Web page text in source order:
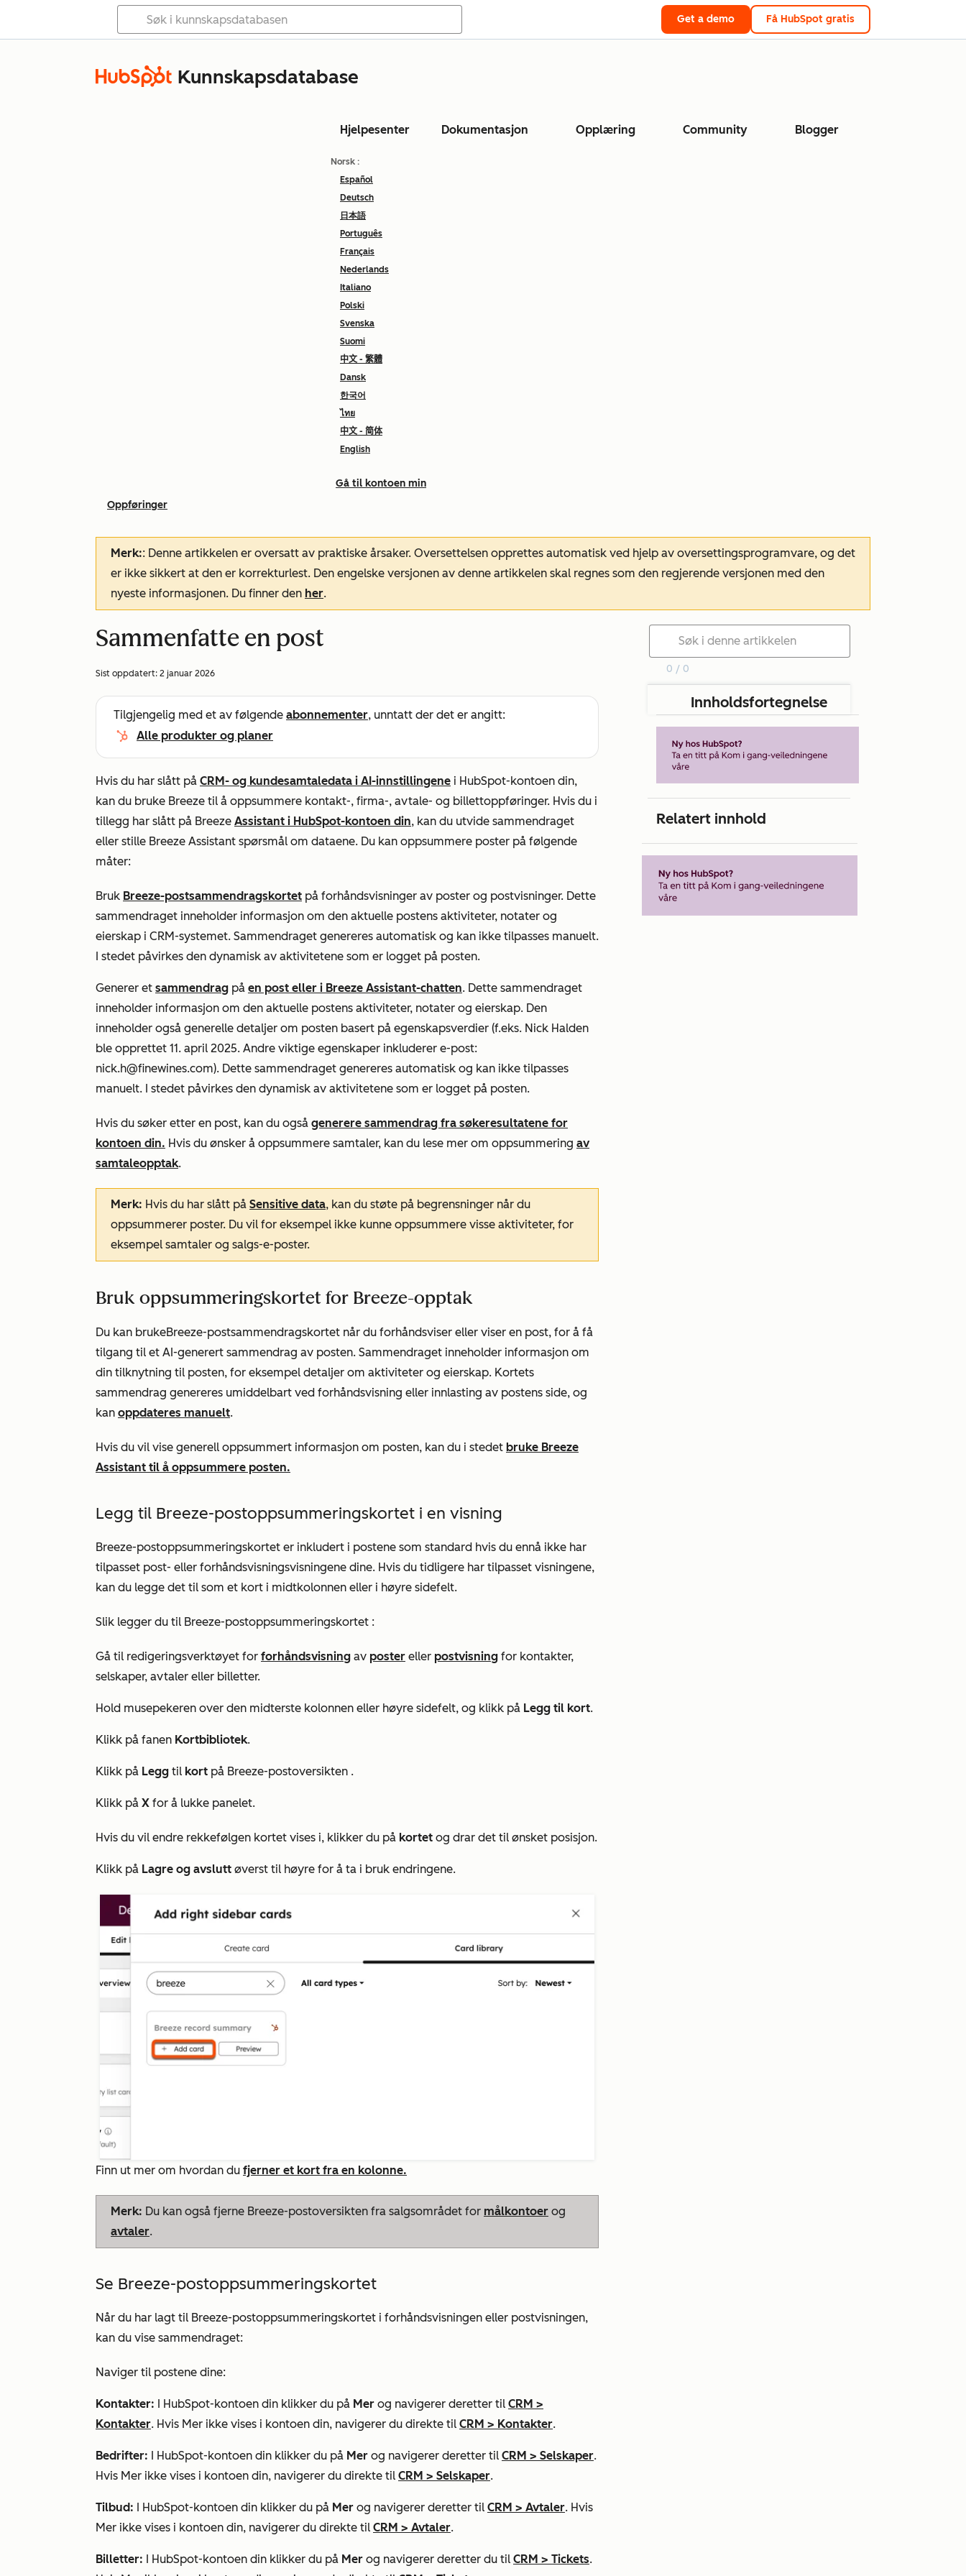
Get a demo Få HubSpot gratis
Kunnskapsdatabase
Hjelpesenter Dokumentasjon Opplæring Community Blogger
Norsk :
Español
Deutsch
日本語
Português
Français
Nederlands
Italiano
Polski
Svenska
Suomi
中文 - 繁體
Dansk
한국어
ไทย
中文 - 简体
English
Gå til kontoen min
Oppføringer
Merk:: Denne artikkelen er oversatt av praktiske årsaker. Oversettelsen opprettes automatisk ved hjelp av oversettingsprogramvare, og det
er ikke sikkert at den er korrekturlest. Den engelske versjonen av denne artikkelen skal regnes som den regjerende versjonen med den
nyeste informasjonen. Du finner den her.
Sammenfatte en post
Sist oppdatert: 2 januar 2026
Tilgjengelig med et av følgende abonnementer, unntatt der det er angitt:
Alle produkter og planer
Hvis du har slått på CRM- og kundesamtaledata i AI-innstillingene i HubSpot-kontoen din,
kan du bruke Breeze til å oppsummere kontakt-, firma-, avtale- og billettoppføringer. Hvis du i
tillegg har slått på Breeze Assistant i HubSpot-kontoen din, kan du utvide sammendraget
eller stille Breeze Assistant spørsmål om dataene. Du kan oppsummere poster på følgende
måter:
Bruk Breeze-postsammendragskortet på forhåndsvisninger av poster og postvisninger. Dette
sammendraget inneholder informasjon om den aktuelle postens aktiviteter, notater og
eierskap i CRM-systemet. Sammendraget genereres automatisk og kan ikke tilpasses manuelt.
I stedet påvirkes den dynamisk av aktivitetene som er logget på posten.
Generer et sammendrag på en post eller i Breeze Assistant-chatten. Dette sammendraget
inneholder informasjon om den aktuelle postens aktiviteter, notater og eierskap. Den
inneholder også generelle detaljer om posten basert på egenskapsverdier (f.eks. Nick Halden
ble opprettet 11. april 2025. Andre viktige egenskaper inkluderer e-post:
nick.h@finewines.com). Dette sammendraget genereres automatisk og kan ikke tilpasses
manuelt. I stedet påvirkes den dynamisk av aktivitetene som er logget på posten.
Hvis du søker etter en post, kan du også generere sammendrag fra søkeresultatene for
kontoen din. Hvis du ønsker å oppsummere samtaler, kan du lese mer om oppsummering av
samtaleopptak.
Merk: Hvis du har slått på Sensitive data, kan du støte på begrensninger når du
oppsummerer poster. Du vil for eksempel ikke kunne oppsummere visse aktiviteter, for
eksempel samtaler og salgs-e-poster.
Bruk oppsummeringskortet for Breeze-opptak
Du kan brukeBreeze-postsammendragskortet når du forhåndsviser eller viser en post, for å få
tilgang til et AI-generert sammendrag av posten. Sammendraget inneholder informasjon om
din tilknytning til posten, for eksempel detaljer om aktiviteter og eierskap. Kortets
sammendrag genereres umiddelbart ved forhåndsvisning eller innlasting av postens side, og
kan oppdateres manuelt.
Hvis du vil vise generell oppsummert informasjon om posten, kan du i stedet bruke Breeze
Assistant til å oppsummere posten.
Legg til Breeze-postoppsummeringskortet i en visning
Breeze-postoppsummeringskortet er inkludert i postene som standard hvis du ennå ikke har
tilpasset post- eller forhåndsvisningsvisningene dine. Hvis du tidligere har tilpasset visningene,
kan du legge det til som et kort i midtkolonnen eller i høyre sidefelt.
Slik legger du til Breeze-postoppsummeringskortet :
Gå til redigeringsverktøyet for forhåndsvisning av poster eller postvisning for kontakter,
selskaper, avtaler eller billetter.
Hold musepekeren over den midterste kolonnen eller høyre sidefelt, og klikk på Legg til kort.
Klikk på fanen Kortbibliotek.
Klikk på Legg til kort på Breeze-postoversikten .
Klikk på X for å lukke panelet.
Hvis du vil endre rekkefølgen kortet vises i, klikker du på kortet og drar det til ønsket posisjon.
Klikk på Lagre og avslutt øverst til høyre for å ta i bruk endringene.
Finn ut mer om hvordan du fjerner et kort fra en kolonne.
Merk: Du kan også fjerne Breeze-postoversikten fra salgsområdet for målkontoer og
avtaler.
Se Breeze-postoppsummeringskortet
Når du har lagt til Breeze-postoppsummeringskortet i forhåndsvisningen eller postvisningen,
kan du vise sammendraget:
Naviger til postene dine:
Kontakter: I HubSpot-kontoen din klikker du på Mer og navigerer deretter til CRM >
Kontakter. Hvis Mer ikke vises i kontoen din, navigerer du direkte til CRM > Kontakter.
Bedrifter: I HubSpot-kontoen din klikker du på Mer og navigerer deretter til CRM > Selskaper.
Hvis Mer ikke vises i kontoen din, navigerer du direkte til CRM > Selskaper.
Tilbud: I HubSpot-kontoen din klikker du på Mer og navigerer deretter til CRM > Avtaler. Hvis
Mer ikke vises i kontoen din, navigerer du direkte til CRM > Avtaler.
Billetter: I HubSpot-kontoen din klikker du på Mer og navigerer deretter du til CRM > Tickets.
0 / 0
Innholdsfortegnelse
Relatert innhold